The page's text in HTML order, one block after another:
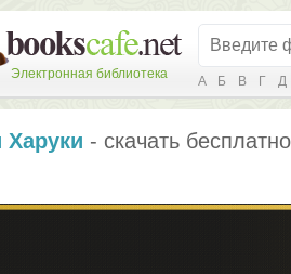
Электронная библиотека А Б В Г Д
- скачать